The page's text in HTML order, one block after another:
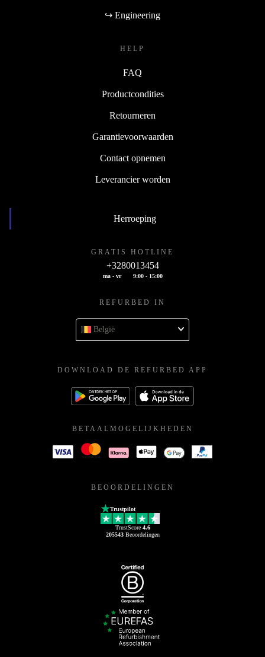
↪ Engineering
HELP
FAQ
Productcondities
Retourneren
Garantievoorwaarden
Contact opnemen
Leverancier worden
Herroeping
GRATIS HOTLINE
+3280013454
ma - vr 9:00 - 15:00
REFURBED IN
België
DOWNLOAD DE REFURBED APP
BETAALMOGELIJKHEDEN
BEOORDELINGEN
Trustpilot
TrustScore 4.6
205543Beoordelingen